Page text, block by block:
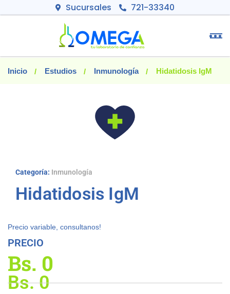
Sucursales 721-33340
Inicio Estudios Inmunología Hidatidosis IgM
Categoría: Inmunología
Hidatidosis IgM
Precio variable, consultanos!
PRECIO
Bs. 0
Bs.0